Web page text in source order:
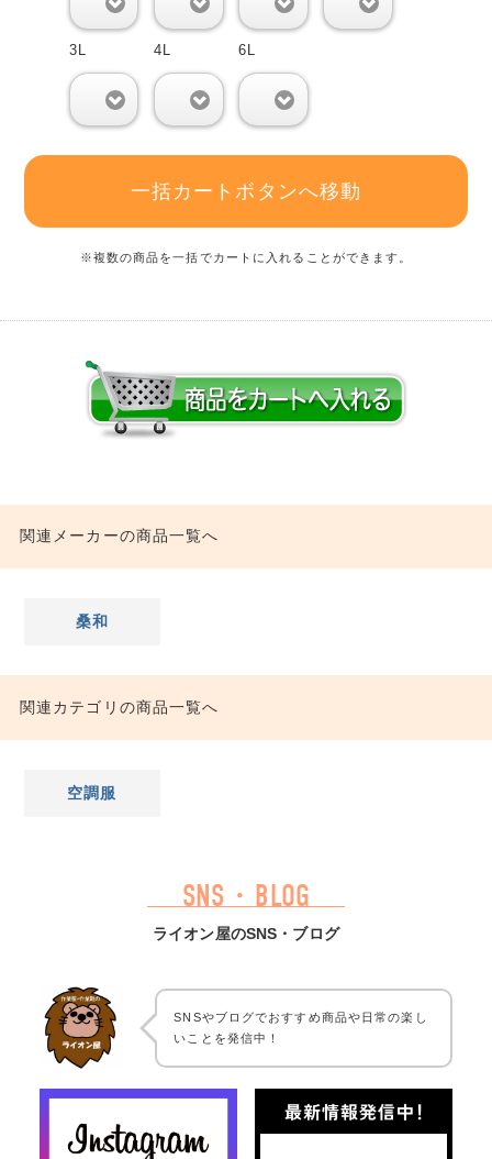
3L 4L 6L
一括カートボタンへ移動
※複数の商品を一括でカートに入れることができます。
関連メーカーの商品一覧へ
桑和
関連カテゴリの商品一覧へ
空調服
SNS・BLOG
ライオン屋のSNS・ブログ
SNSやブログでおすすめ商品や日常の楽し
いことを発信中！